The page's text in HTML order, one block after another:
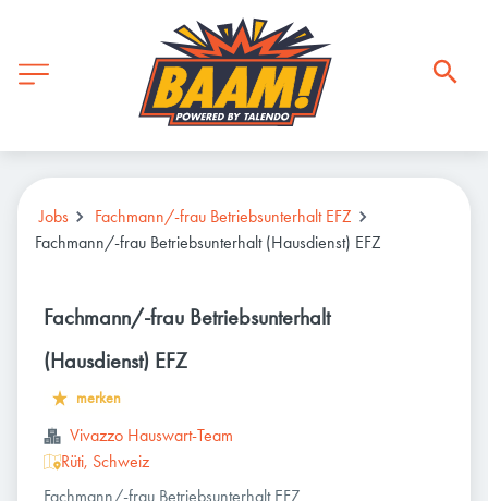
Jobs
Fachmann/-frau Betriebsunterhalt EFZ
Fachmann/-frau Betriebsunterhalt (Hausdienst) EFZ
Fachmann/-frau Betriebsunterhalt
(Hausdienst) EFZ
merken
Vivazzo Hauswart-Team
Rüti, Schweiz
Fachmann/-frau Betriebsunterhalt EFZ